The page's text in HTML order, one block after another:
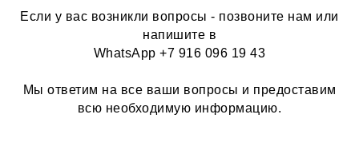
Если у вас возникли вопросы - позвоните нам или
напишите в
WhatsApp +7 916 096 19 43
Мы ответим на все ваши вопросы и предоставим
всю необходимую информацию.